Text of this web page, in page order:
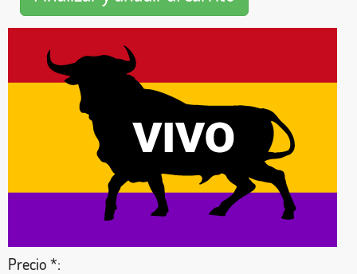
Precio *: